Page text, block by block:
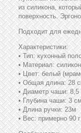
из силикона,
поверхность.
Подходит для
Характеристики:
• Тип: кухонный
• Материал: силикон
• Цвет: белый
• Общая длина: 28
• Диаметр чаши: 8,5
• Глубина чаши: 3
• Длина ручки: 23м
• Вес: примерно 90 г